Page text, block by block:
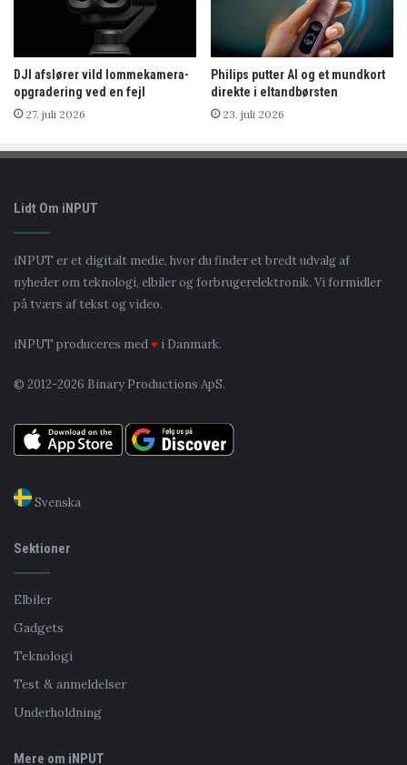
DJI afslører vild lommekamera-
opgradering ved en fejl
27. juli 2026
Philips putter AI og et mundkort
direkte i eltandbørsten
23. juli 2026
Lidt Om iNPUT
iNPUT er et digitalt medie, hvor du finder et bredt udvalg af
nyheder om teknologi, elbiler og forbrugerelektronik. Vi formidler
på tværs af tekst og video.
iNPUT produceres med♥ i Danmark.
© 2012-2026 Binary Productions ApS.
Svenska
Sektioner
Elbiler
Gadgets
Teknologi
Test & anmeldelser
Underholdning
Mere om iNPUT